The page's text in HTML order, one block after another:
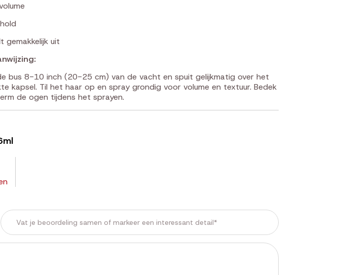
gemakkelijk uit
bus 8-10 inch (20-25 cm) van de vacht en spuit gelijkmatig over het
kapsel. Til het haar op en spray grondig voor volume en textuur. Bedek
de ogen tijdens het sprayen.